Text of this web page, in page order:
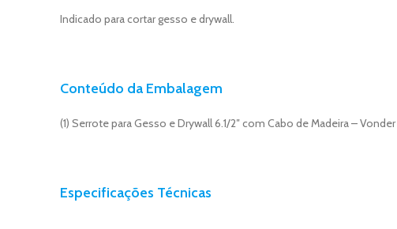
Indicado para cortar gesso e drywall.
Conteúdo da Embalagem
(1) Serrote para Gesso e Drywall 6.1/2″ com Cabo de Madeira – Vonder
Especificações Técnicas